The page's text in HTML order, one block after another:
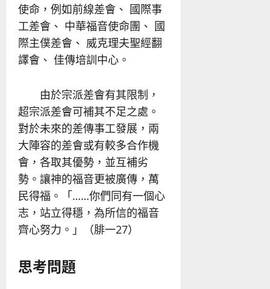
使命，例如前線差會、 國際事
工差會、 中華福音使命團、 國
際主僕差會、 威克理夫聖經翻
譯會、 佳傳培訓中心。
由於宗派差會有其限制，
超宗派差會可補其不足之處。
對於未來的差傳事工發展，兩
大陣容的差會或有較多合作機
會，各取其優勢，並互補劣
勢。讓神的福音更被廣傳，萬
民得福。「……你們同有一個心
志，站立得穩，為所信的福音
齊心努力。」（腓一27）
思考問題